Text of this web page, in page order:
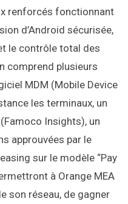
renforcés fonctionnant
d’Android sécurisée,
le contrôle total des
comprend plusieurs
MDM (Mobile Device
les terminaux, un
Insights), un
approuvées par le
sur le modèle “Pay
à Orange MEA
son réseau, de gagner